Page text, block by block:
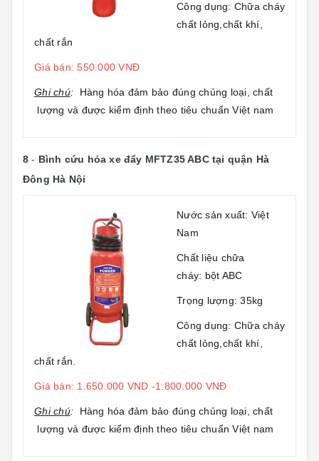
Công dụng: Chữa cháy
chất lỏng,chất khí,
chất rắn
Giá bán: 550.000 VNĐ
Ghi chú: Hàng hóa đảm bảo đúng chủng loại, chất
lượng và được kiểm định theo tiêu chuẩn Việt nam
8 - Bình cứu hỏa xe đẩy MFTZ35 ABC tại quận Hà
Đông Hà Nội
Nước sản xuất: Việt
Nam
Chất liệu chữa
cháy: bột ABC
Trọng lượng: 35kg
Công dụng: Chữa cháy
chất lỏng,chất khí,
chất rắn.
Giá bán: 1.650.000 VND -1.800.000 VNĐ
Ghi chú: Hàng hóa đảm bảo đúng chủng loại, chất
lượng và được kiểm định theo tiêu chuẩn Việt nam